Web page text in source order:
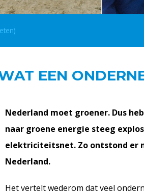
EEN
Nederland moet groener. Dus
naar groene energie steeg
elektriciteitsnet. Zo ontstond er
Nederland.
Het vertelt wederom dat veel